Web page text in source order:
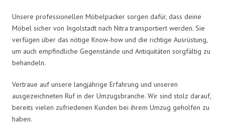
Unsere professionellen Möbelpacker sorgen dafür, dass deine
Möbel sicher von Ingolstadt nach Nitra transportiert werden. Sie
verfügen über das nötige Know-how und die richtige Ausrüstung,
um auch empfindliche Gegenstände und Antiquitäten sorgfältig zu
behandeln.
Vertraue auf unsere langjährige Erfahrung und unseren
ausgezeichneten Ruf in der Umzugsbranche. Wir sind stolz darauf,
bereits vielen zufriedenen Kunden bei ihrem Umzug geholfen zu
haben.